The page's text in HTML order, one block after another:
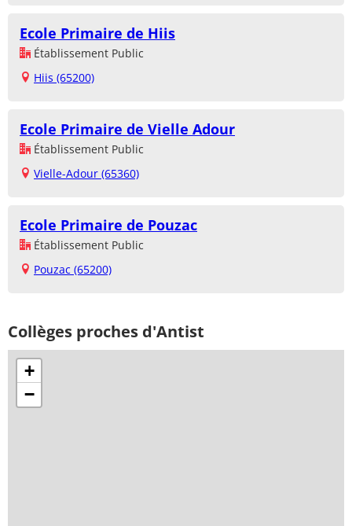
Ecole Primaire de Hiis
Établissement Public
Hiis (65200)
Ecole Primaire de Vielle Adour
Établissement Public
Vielle-Adour (65360)
Ecole Primaire de Pouzac
Établissement Public
Pouzac (65200)
Collèges proches d'Antist
+
−